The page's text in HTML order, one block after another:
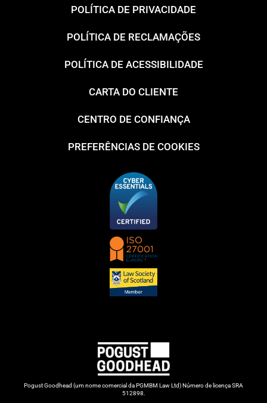
Pogust Goodhead (um nome comercial da PGMBM Law Ltd) Número de licença SRA
512898.
POLÍTICA DE PRIVACIDADE
POLÍTICA DE RECLAMAÇÕES
POLÍTICA DE ACESSIBILIDADE
CARTA DO CLIENTE
CENTRO DE CONFIANÇA
PREFERÊNCIAS DE COOKIES